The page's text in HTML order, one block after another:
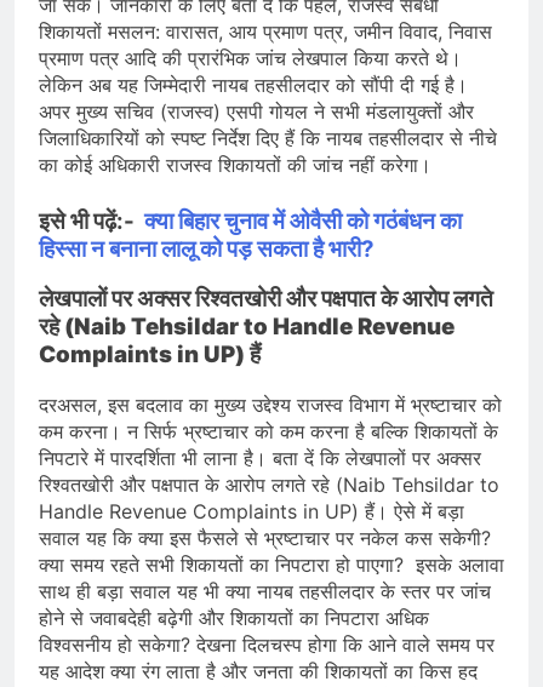
शिकायतों मसलन: वारासत, आय प्रमाण पत्र, जमीन विवाद, निवास
प्रमाण पत्र आदि की प्रारंभिक जांच लेखपाल किया करते थे।
लेकिन अब यह जिम्मेदारी नायब तहसीलदार को सौंपी दी गई है।
अपर मुख्य सचिव (राजस्व) एसपी गोयल ने सभी मंडलायुक्तों और
जिलाधिकारियों को स्पष्ट निर्देश दिए हैं कि नायब तहसीलदार से नीचे
का कोई अधिकारी राजस्व शिकायतों की जांच नहीं करेगा।
इसे भी पढ़ें:-क्या बिहार चुनाव में ओवैसी को गठंबंधन का
हिस्सा न बनाना लालू को पड़ सकता है भारी?
लेखपालों पर अक्सर रिश्वतखोरी और पक्षपात के आरोप लगते
रहे (Naib Tehsildar to Handle Revenue
Complaints in UP) हैं
दरअसल, इस बदलाव का मुख्य उद्देश्य राजस्व विभाग में भ्रष्टाचार को
कम करना। न सिर्फ भ्रष्टाचार को कम करना है बल्कि शिकायतों के
निपटारे में पारदर्शिता भी लाना है। बता दें कि लेखपालों पर अक्सर
रिश्वतखोरी और पक्षपात के आरोप लगते रहे (Naib Tehsildar to
Handle Revenue Complaints in UP) हैं। ऐसे में बड़ा
सवाल यह कि क्या इस फैसले से भ्रष्टाचार पर नकेल कस सकेगी?
क्या समय रहते सभी शिकायतों का निपटारा हो पाएगा? इसके अलावा
साथ ही बड़ा सवाल यह भी क्या नायब तहसीलदार के स्तर पर जांच
होने से जवाबदेही बढ़ेगी और शिकायतों का निपटारा अधिक
विश्वसनीय हो सकेगा? देखना दिलचस्प होगा कि आने वाले समय पर
यह आदेश क्या रंग लाता है और जनता की शिकायतों का किस हद